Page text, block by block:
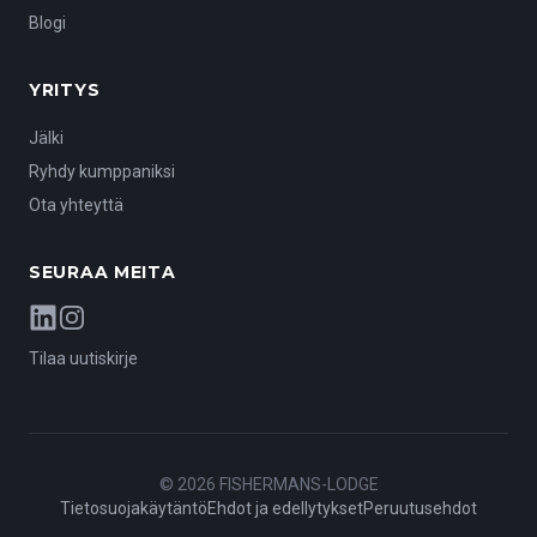
yksinkertaisuutta ja edullisuutta, nämä huoneet ovat
Blogi
YRITYS
Jälki
Ryhdy kumppaniksi
Ota yhteyttä
SEURAA MEITA
LinkedInInstagram
Tilaa uutiskirje
© 2026 FISHERMANS-LODGE
TietosuojakäytäntöEhdot ja edellytyksetPeruutusehdot